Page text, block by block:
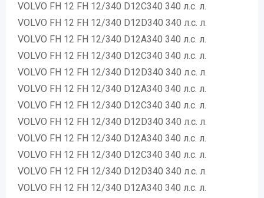
VOLVO FH 12 FH 12/340 D12C340 340 л.с. л.
VOLVO FH 12 FH 12/340 D12D340 340 л.с. л.
VOLVO FH 12 FH 12/340 D12A340 340 л.с. л.
VOLVO FH 12 FH 12/340 D12C340 340 л.с. л.
VOLVO FH 12 FH 12/340 D12D340 340 л.с. л.
VOLVO FH 12 FH 12/340 D12A340 340 л.с. л.
VOLVO FH 12 FH 12/340 D12C340 340 л.с. л.
VOLVO FH 12 FH 12/340 D12D340 340 л.с. л.
VOLVO FH 12 FH 12/340 D12A340 340 л.с. л.
VOLVO FH 12 FH 12/340 D12C340 340 л.с. л.
VOLVO FH 12 FH 12/340 D12D340 340 л.с. л.
VOLVO FH 12 FH 12/340 D12A340 340 л.с. л.